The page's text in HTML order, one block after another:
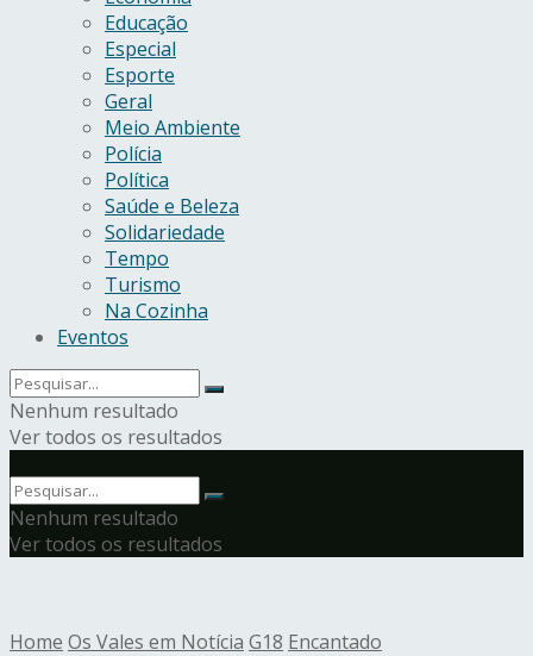
Educação
Especial
Esporte
Geral
Meio Ambiente
Polícia
Política
Saúde e Beleza
Solidariedade
Tempo
Turismo
Na Cozinha
Eventos
Nenhum resultado
Ver todos os resultados
Nenhum resultado
Ver todos os resultados
Home Os Vales em Notícia G18 Encantado